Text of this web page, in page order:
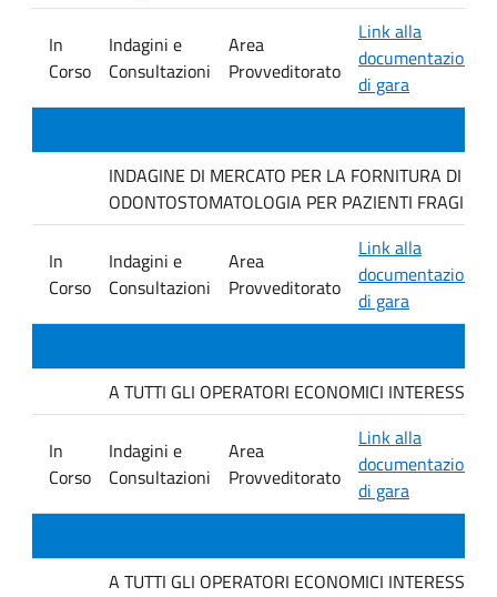
In
Corso
Indagini e
Consultazioni
Area
Provveditorato
Link alla
documentazione
di gara
INDAGINE DI MERCATO PER LA FORNITURA DI
ODONTOSTOMATOLOGIA PER PAZIENTI FRAGILI.
In
Corso
Indagini e
Consultazioni
Area
Provveditorato
Link alla
documentazione
di gara
A TUTTI GLI OPERATORI ECONOMICI
In
Corso
Indagini e
Consultazioni
Area
Provveditorato
Link alla
documentazione
di gara
A TUTTI GLI OPERATORI ECONOMICI